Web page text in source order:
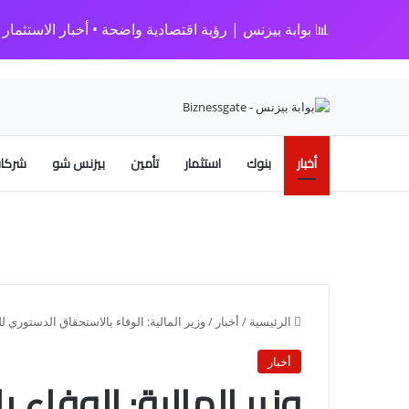
📊 بوابة بيزنس | رؤية اقتصادية واضحة • أخبار الاستثمار
أخبار بنوك استثمار تأمين بيزنس شو
الرئيسية / أخبار /وزير المالية: الوفاء بالاستحقاق الدستوري للصحة
أخبار